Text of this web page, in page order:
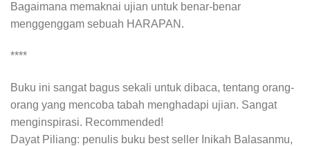
Bagaimana memaknai ujian untuk benar-benar
menggenggam sebuah HARAPAN.
****
Buku ini sangat bagus sekali untuk dibaca, tentang orang-
orang yang mencoba tabah menghadapi ujian. Sangat
menginspirasi. Recommended!
Dayat Piliang: penulis buku best seller Inikah Balasanmu,